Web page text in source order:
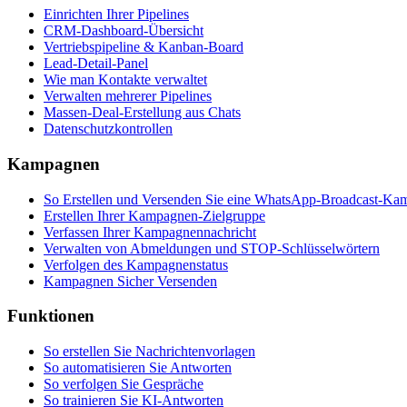
Einrichten Ihrer Pipelines
CRM-Dashboard-Übersicht
Vertriebspipeline & Kanban-Board
Lead-Detail-Panel
Wie man Kontakte verwaltet
Verwalten mehrerer Pipelines
Massen-Deal-Erstellung aus Chats
Datenschutzkontrollen
Kampagnen
So Erstellen und Versenden Sie eine WhatsApp-Broadcast-
Erstellen Ihrer Kampagnen-Zielgruppe
Verfassen Ihrer Kampagnennachricht
Verwalten von Abmeldungen und STOP-Schlüsselwörtern
Verfolgen des Kampagnenstatus
Kampagnen Sicher Versenden
Funktionen
So erstellen Sie Nachrichtenvorlagen
So automatisieren Sie Antworten
So verfolgen Sie Gespräche
So trainieren Sie KI-Antworten